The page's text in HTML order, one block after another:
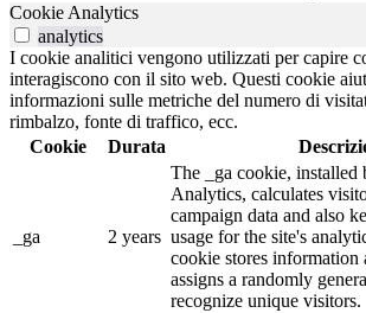
Cookie Analytics
analytics
I cookie analitici vengono utilizzati per capire
interagiscono con il sito web. Questi cookie
informazioni sulle metriche del numero di
rimbalzo, fonte di traffico, ecc.
Cookie
Durata
_ga 2 years
The _ga cookie, installed
Analytics, calculates
campaign data and also
usage for the site's
cookie stores information
assigns a randomly
recognize unique visitors.